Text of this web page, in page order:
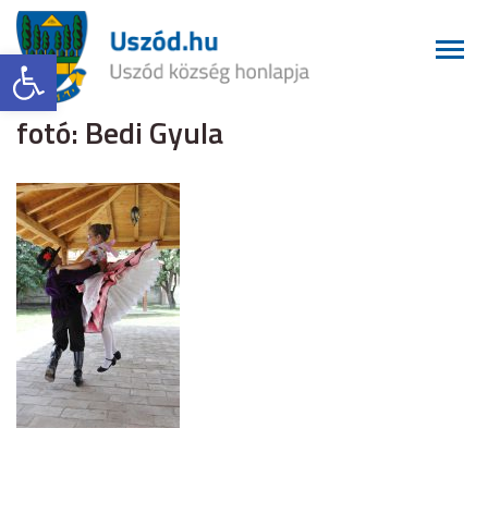
Eszköztár megnyitása
fotó: Bedi Gyula